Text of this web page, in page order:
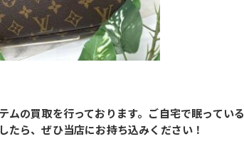
ムの買取を行っております。ご自宅で眠っている
たら、ぜひ当店にお持ち込みください！